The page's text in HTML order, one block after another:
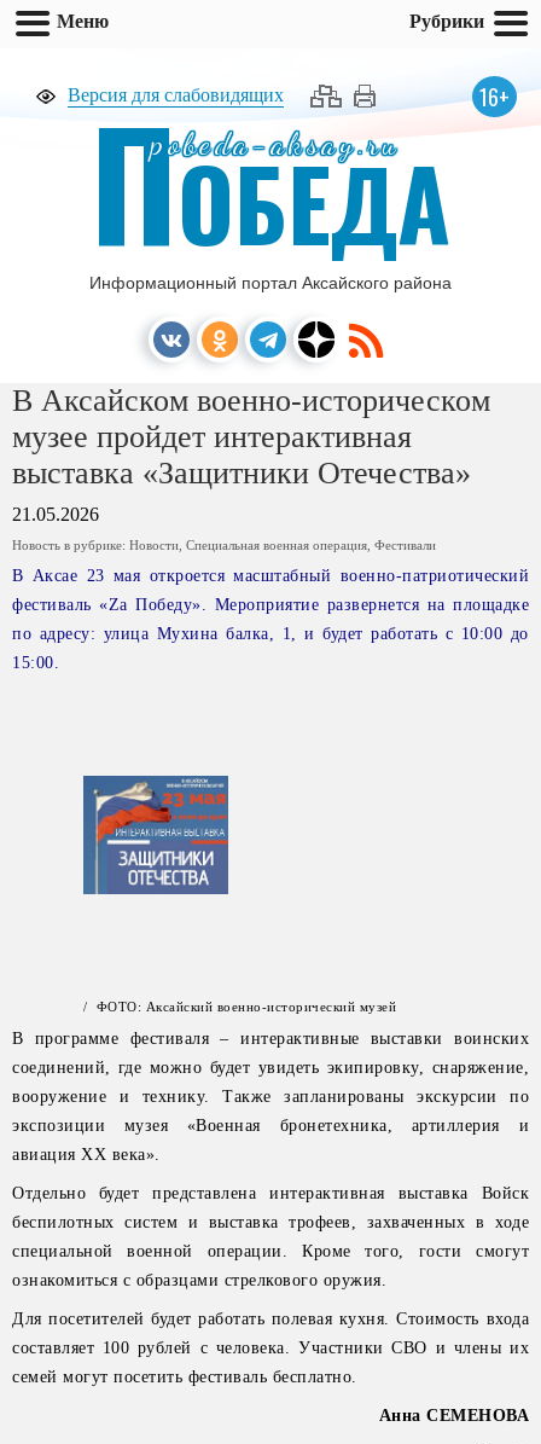
Версия для слабовидящих 16+
pobeda-aksay.ru
ПОБЕДА
Информационный портал Аксайского района
В Аксайском военно-историческом
музее пройдет интерактивная
выставка «Защитники Отечества»
21.05.2026
Новость в рубрике: Новости Специальная военная операция Фестивали
В Аксае 23 мая откроется масштабный военно-патриотический
фестиваль «Zа Победу». Мероприятие развернется на площадке
по адресу: улица Мухина балка, 1, и будет работать с 10:00 до
15:00.
/ ФОТО: Аксайский военно-исторический музей
В программе фестиваля – интерактивные выставки воинских
соединений, где можно будет увидеть экипировку, снаряжение,
вооружение и технику. Также запланированы экскурсии по
экспозиции музея «Военная бронетехника, артиллерия и
авиация XX века».
Отдельно будет представлена интерактивная выставка Войск
беспилотных систем и выставка трофеев, захваченных в ходе
специальной военной операции. Кроме того, гости смогут
ознакомиться с образцами стрелкового оружия.
Для посетителей будет работать полевая кухня. Стоимость входа
составляет 100 рублей с человека. Участники СВО и члены их
семей могут посетить фестиваль бесплатно.
Анна СЕМЕНОВА
Меню Рубрики